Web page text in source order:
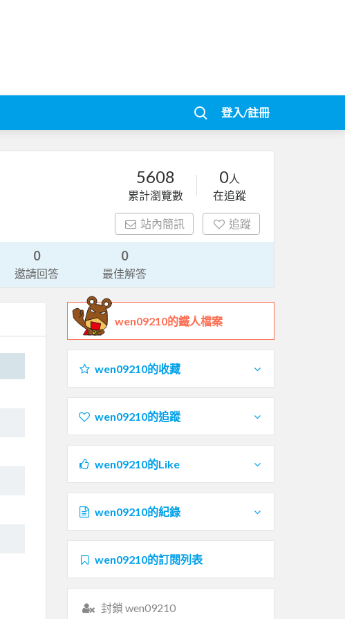
登入/註冊
5608
累計瀏覽數
0人
在追蹤
站內簡訊 追蹤
0
邀請回答
0
最佳解答
wen09210的鐵人檔案
wen09210的收藏
wen09210的追蹤
wen09210的Like
wen09210的紀錄
wen09210的訂閱列表
封鎖 wen09210